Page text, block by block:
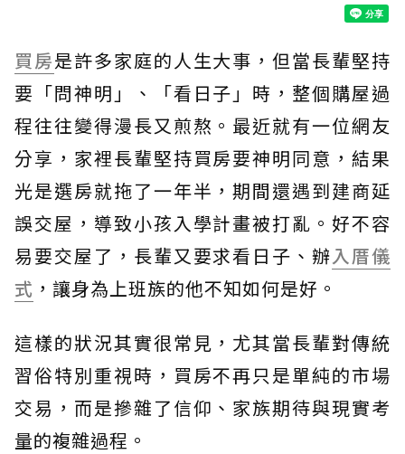
買房是許多家庭的人生大事，但當長輩堅持
要「問神明」、「看日子」時，整個購屋過
程往往變得漫長又煎熬。最近就有一位網友
分享，家裡長輩堅持買房要神明同意，結果
光是選房就拖了一年半，期間還遇到建商延
誤交屋，導致小孩入學計畫被打亂。好不容
易要交屋了，長輩又要求看日子、辦入厝儀
式 ，讓身為上班族的他不知如何是好。
這樣的狀況其實很常見，尤其當長輩對傳統
習俗特別重視時，買房不再只是單純的市場
交易，而是摻雜了信仰、家族期待與現實考
量的複雜過程。